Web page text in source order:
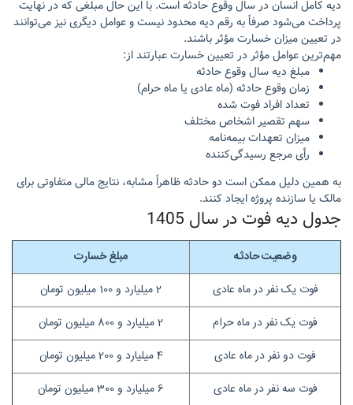
دیه کامل انسان در سال وقوع حادثه است. با این حال مبلغی که در نهایت
پرداخت می‌شود صرفاً به رقم دیه محدود نیست و عوامل دیگری نیز می‌توانند
در تعیین میزان خسارت مؤثر باشند.
مهم‌ترین عوامل مؤثر در تعیین خسارت عبارتند از:
مبلغ دیه سال وقوع حادثه
زمان وقوع حادثه (ماه عادی یا ماه حرام)
تعداد افراد فوت شده
سهم تقصیر اشخاص مختلف
میزان تعهدات بیمه‌نامه
رأی مرجع رسیدگی‌کننده
به همین دلیل ممکن است دو حادثه ظاهراً مشابه، نتایج مالی متفاوتی برای
مالک یا سازنده پروژه ایجاد کنند.
جدول دیه فوت در سال 1405
وضعیت حادثه
مبلغ خسارت
فوت یک نفر در ماه عادی
2 میلیارد و 100 میلیون تومان
فوت یک نفر در ماه حرام
2 میلیارد و 800 میلیون تومان
فوت دو نفر در ماه عادی
4 میلیارد و 200 میلیون تومان
فوت سه نفر در ماه عادی
6 میلیارد و 300 میلیون تومان